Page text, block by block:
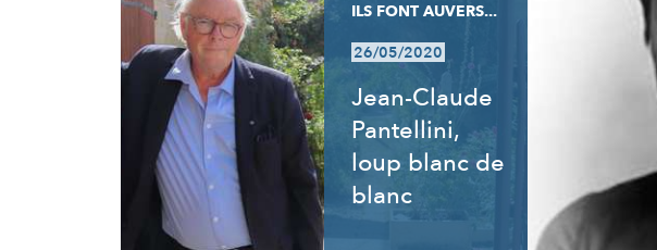
ILS FONT AUVERS...
26/05/2020
Jean-Claude
Pantellini,
loup blanc de
blanc